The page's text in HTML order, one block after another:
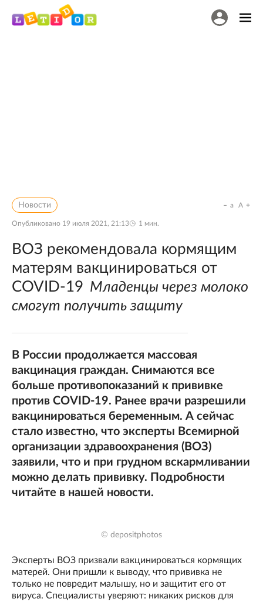
Новости
Опубликовано 19 июля 2021, 21:13 1 мин.
a A
ВОЗ рекомендовала кормящим
матерям вакцинироваться от
COVID-19 Младенцы через молоко
смогут получить защиту
В России продолжается массовая
вакцинация граждан. Снимаются все
больше противопоказаний к прививке
против COVID-19. Ранее врачи разрешили
вакцинироваться беременным. А сейчас
стало известно, что эксперты Всемирной
организации здравоохранения (ВОЗ)
заявили, что и при грудном вскармливании
можно делать прививку. Подробности
читайте в нашей новости.
© depositphotos
Эксперты ВОЗ призвали вакцинироваться кормящих
матерей. Они пришли к выводу, что прививка не
только не повредит малышу, но и защитит его от
вируса. Специалисты уверяют: никаких рисков для